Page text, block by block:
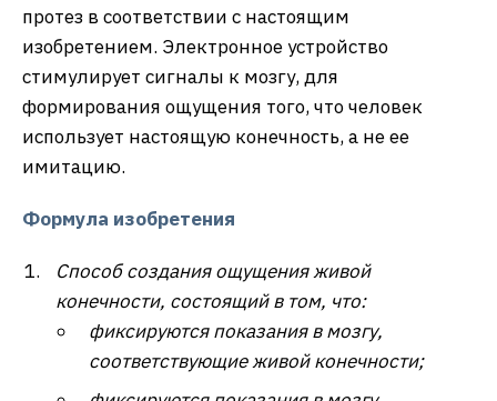
протез в соответствии с настоящим
изобретением. Электронное устройство
стимулирует сигналы к мозгу, для
формирования ощущения того, что человек
использует настоящую конечность, а не ее
имитацию.
Формула изобретения
Способ создания ощущения живой
конечности, состоящий в том, что:
фиксируются показания в мозгу,
соответствующие живой конечности;